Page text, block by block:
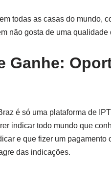
todas as casas do mundo,
não gosta de uma
Ganhe:
é só uma plataforma de
indicar todo mundo que
e que fizer um pagamento
das indicações.